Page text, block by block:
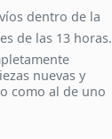
dentro de la
de las 13 horas.
nuevas y
como al de uno